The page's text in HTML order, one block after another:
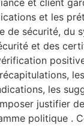
et client
et les
de sécurité, du
et des
les
justifier
politique .